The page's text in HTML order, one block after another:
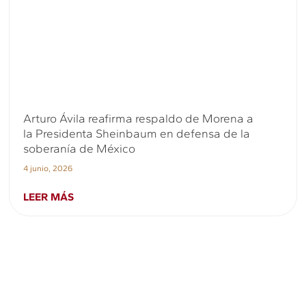
Arturo Ávila reafirma respaldo de Morena a
la Presidenta Sheinbaum en defensa de la
soberanía de México
4 junio, 2026
LEER MÁS